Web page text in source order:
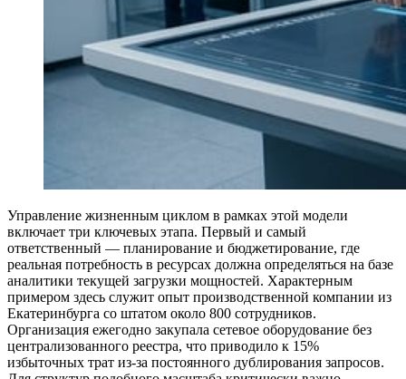
Управление жизненным циклом в рамках этой модели
включает три ключевых этапа. Первый и самый
ответственный — планирование и бюджетирование, где
реальная потребность в ресурсах должна определяться на базе
аналитики текущей загрузки мощностей. Характерным
примером здесь служит опыт производственной компании из
Екатеринбурга со штатом около 800 сотрудников.
Организация ежегодно закупала сетевое оборудование без
централизованного реестра, что приводило к 15%
избыточных трат из-за постоянного дублирования запросов.